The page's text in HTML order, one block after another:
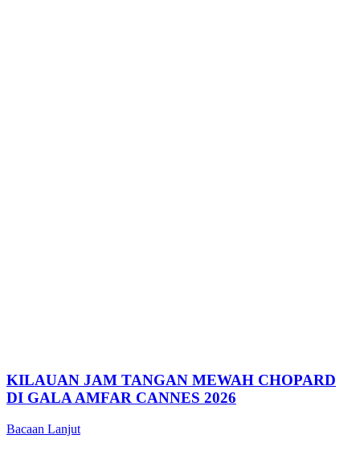
KILAUAN JAM TANGAN MEWAH CHOPARD
DI GALA AMFAR CANNES 2026
Bacaan Lanjut